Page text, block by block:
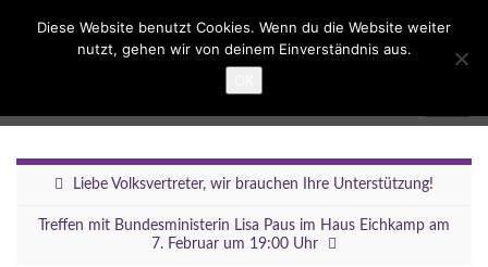
Liebe Volksvertreter, wir brauchen Ihre Unterstützung!
Treffen mit Bundesministerin Lisa Paus im Haus Eichkamp am
7. Februar um 19:00 Uhr
Diese Website benutzt Cookies. Wenn du die Website weiter
nutzt, gehen wir von deinem Einverständnis aus.